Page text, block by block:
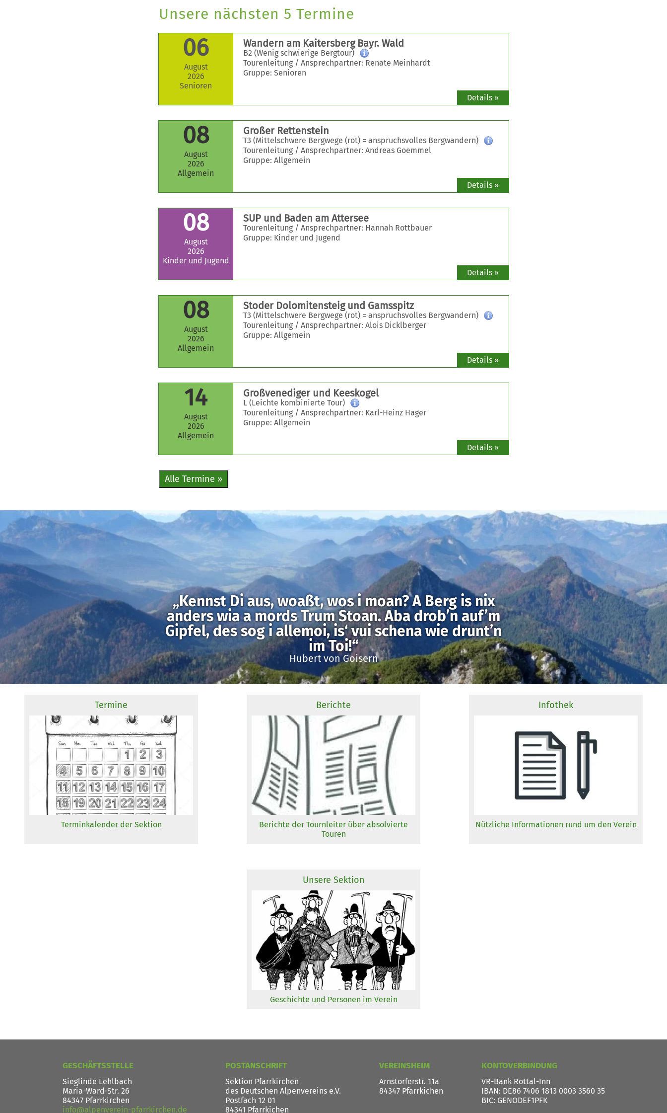
Unsere nächsten 5 Termine
06
August
2026
Senioren
Wandern am Kaitersberg Bayr. Wald
B2 (Wenig schwierige Bergtour)
Tourenleitung / Ansprechpartner: Renate Meinhardt
Gruppe: Senioren
Details »
08
August
2026
Allgemein
Großer Rettenstein
T3 (Mittelschwere Bergwege (rot) = anspruchsvolles Bergwandern)
Tourenleitung / Ansprechpartner: Andreas Goemmel
Gruppe: Allgemein
Details »
08
August
2026
Kinder und Jugend
SUP und Baden am Attersee
Tourenleitung / Ansprechpartner: Hannah Rottbauer
Gruppe: Kinder und Jugend
Details »
08
August
2026
Allgemein
Stoder Dolomitensteig und Gamsspitz
T3 (Mittelschwere Bergwege (rot) = anspruchsvolles Bergwandern)
Tourenleitung / Ansprechpartner: Alois Dicklberger
Gruppe: Allgemein
Details »
14
August
2026
Allgemein
Großvenediger und Keeskogel
L (Leichte kombinierte Tour)
Tourenleitung / Ansprechpartner: Karl-Heinz Hager
Gruppe: Allgemein
Details »
Alle Termine »
„Kennst Di aus, woaßt, wos i moan? A Berg is nix
anders wia a mords Trum Stoan. Aba drob’n auf’m
Gipfel, des sog i allemoi, is‘ vui schena wie drunt’n
im Toi!“
Hubert von Goisern
Termine
Terminkalender der Sektion
Berichte
Berichte der Tournleiter über absolvierte
Touren
Infothek
Nützliche Informationen rund um den Verein
Unsere Sektion
Geschichte und Personen im Verein
GESCHÄFTSSTELLE
Sieglinde Lehlbach
Maria-Ward-Str. 26
84347 Pfarrkirchen
info@alpenverein-pfarrkirchen.de
POSTANSCHRIFT
Sektion Pfarrkirchen
des Deutschen Alpenvereins e.V.
Postfach 12 01
84341 Pfarrkichen
VEREINSHEIM
Arnstorferstr. 11a
84347 Pfarrkichen
KONTOVERBINDUNG
VR-Bank Rottal-Inn
IBAN: DE86 7406 1813 0003 3560 35
BIC: GENODEF1PFK